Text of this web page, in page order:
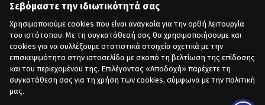
Σεβόμαστε την ιδιωτικότητά σας
Χρησιμοποιούμε cookies που είναι αναγκαία για την ορθή λειτουργία
του ιστότοπου. Με τη συγκατάθεσή σας θα χρησιμοποιήσουμε και
cookies για να συλλέξουμε στατιστικά στοιχεία σχετικά με την
επισκεψιμότητα στην ιστοσελίδα με σκοπό τη βελτίωση της επίδοσης
και του περιεχομένου της. Επιλέγοντας «Αποδοχή» παρέχετε τη
συγκατάθεση σας για τη χρήση των cookies, σύμφωνα με την πολιτική
μας.